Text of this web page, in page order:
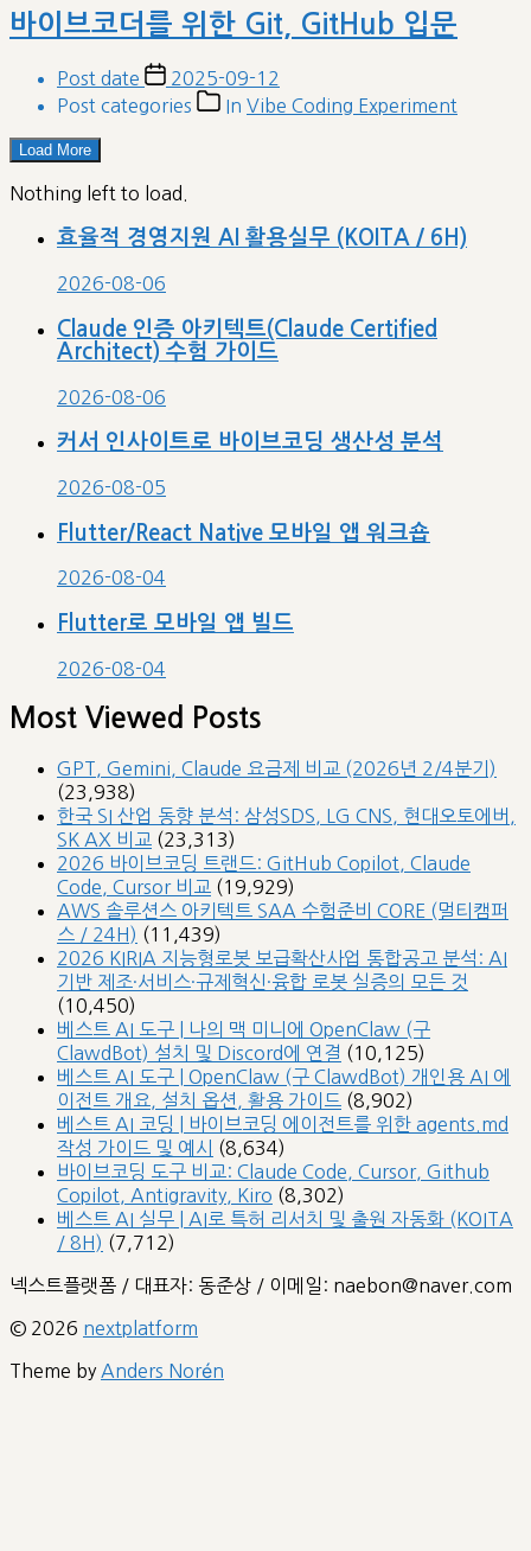
바이브코더를 위한 Git, GitHub 입문
Post date
2025-09-12
Post categories
In Vibe Coding Experiment
Load More
Nothing left to load.
효율적 경영지원 AI 활용실무 (KOITA / 6H)
2026-08-06
Claude 인증 아키텍트(Claude Certified
Architect) 수험 가이드
2026-08-06
커서 인사이트로 바이브코딩 생산성 분석
2026-08-05
Flutter/React Native 모바일 앱 워크숍
2026-08-04
Flutter로 모바일 앱 빌드
2026-08-04
Most Viewed Posts
GPT, Gemini, Claude 요금제 비교 (2026년 2/4분기)
(23,938)
한국 SI 산업 동향 분석: 삼성SDS, LG CNS, 현대오토에버,
SK AX 비교 (23,313)
2026 바이브코딩 트랜드: GitHub Copilot, Claude
Code, Cursor 비교 (19,929)
AWS 솔루션스 아키텍트 SAA 수험준비 CORE (멀티캠퍼
스 / 24H) (11,439)
2026 KIRIA 지능형로봇 보급확산사업 통합공고 분석: AI
기반 제조·서비스·규제혁신·융합 로봇 실증의 모든 것
(10,450)
베스트 AI 도구 | 나의 맥 미니에 OpenClaw (구
ClawdBot) 설치 및 Discord에 연결 (10,125)
베스트 AI 도구 | OpenClaw (구 ClawdBot) 개인용 AI 에
이전트 개요, 설치 옵션, 활용 가이드 (8,902)
베스트 AI 코딩 | 바이브코딩 에이전트를 위한 agents.md
작성 가이드 및 예시
(8,634)
바이브코딩 도구 비교: Claude Code, Cursor, Github
Copilot, Antigravity, Kiro (8,302)
베스트 AI 실무 | AI로 특허 리서치 및 출원 자동화 (KOITA
/ 8H) (7,712)
넥스트플랫폼 / 대표자: 동준상 / 이메일: naebon@naver.com
© 2026 nextplatform
Theme by Anders Norén